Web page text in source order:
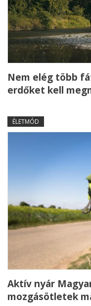
Nem elég több
erdőket kell
ÉLETMÓD
Aktív nyár
mozgásötletek